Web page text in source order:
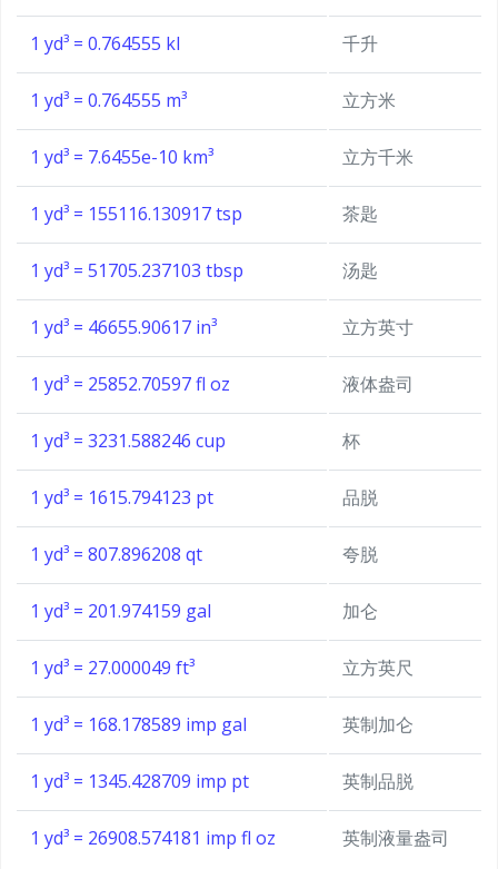
1 yd³ = 0.764555 kl 千升
1 yd³ = 0.764555 m³ 立方米
1 yd³ = 7.6455e-10 km³ 立方千米
1 yd³ = 155116.130917 tsp 茶匙
1 yd³ = 51705.237103 tbsp 汤匙
1 yd³ = 46655.90617 in³ 立方英寸
1 yd³ = 25852.70597 fl oz 液体盎司
1 yd³ = 3231.588246 cup 杯
1 yd³ = 1615.794123 pt 品脱
1 yd³ = 807.896208 qt 夸脱
1 yd³ = 201.974159 gal 加仑
1 yd³ = 27.000049 ft³ 立方英尺
1 yd³ = 168.178589 imp gal 英制加仑
1 yd³ = 1345.428709 imp pt 英制品脱
1 yd³ = 26908.574181 imp fl oz 英制液量盎司